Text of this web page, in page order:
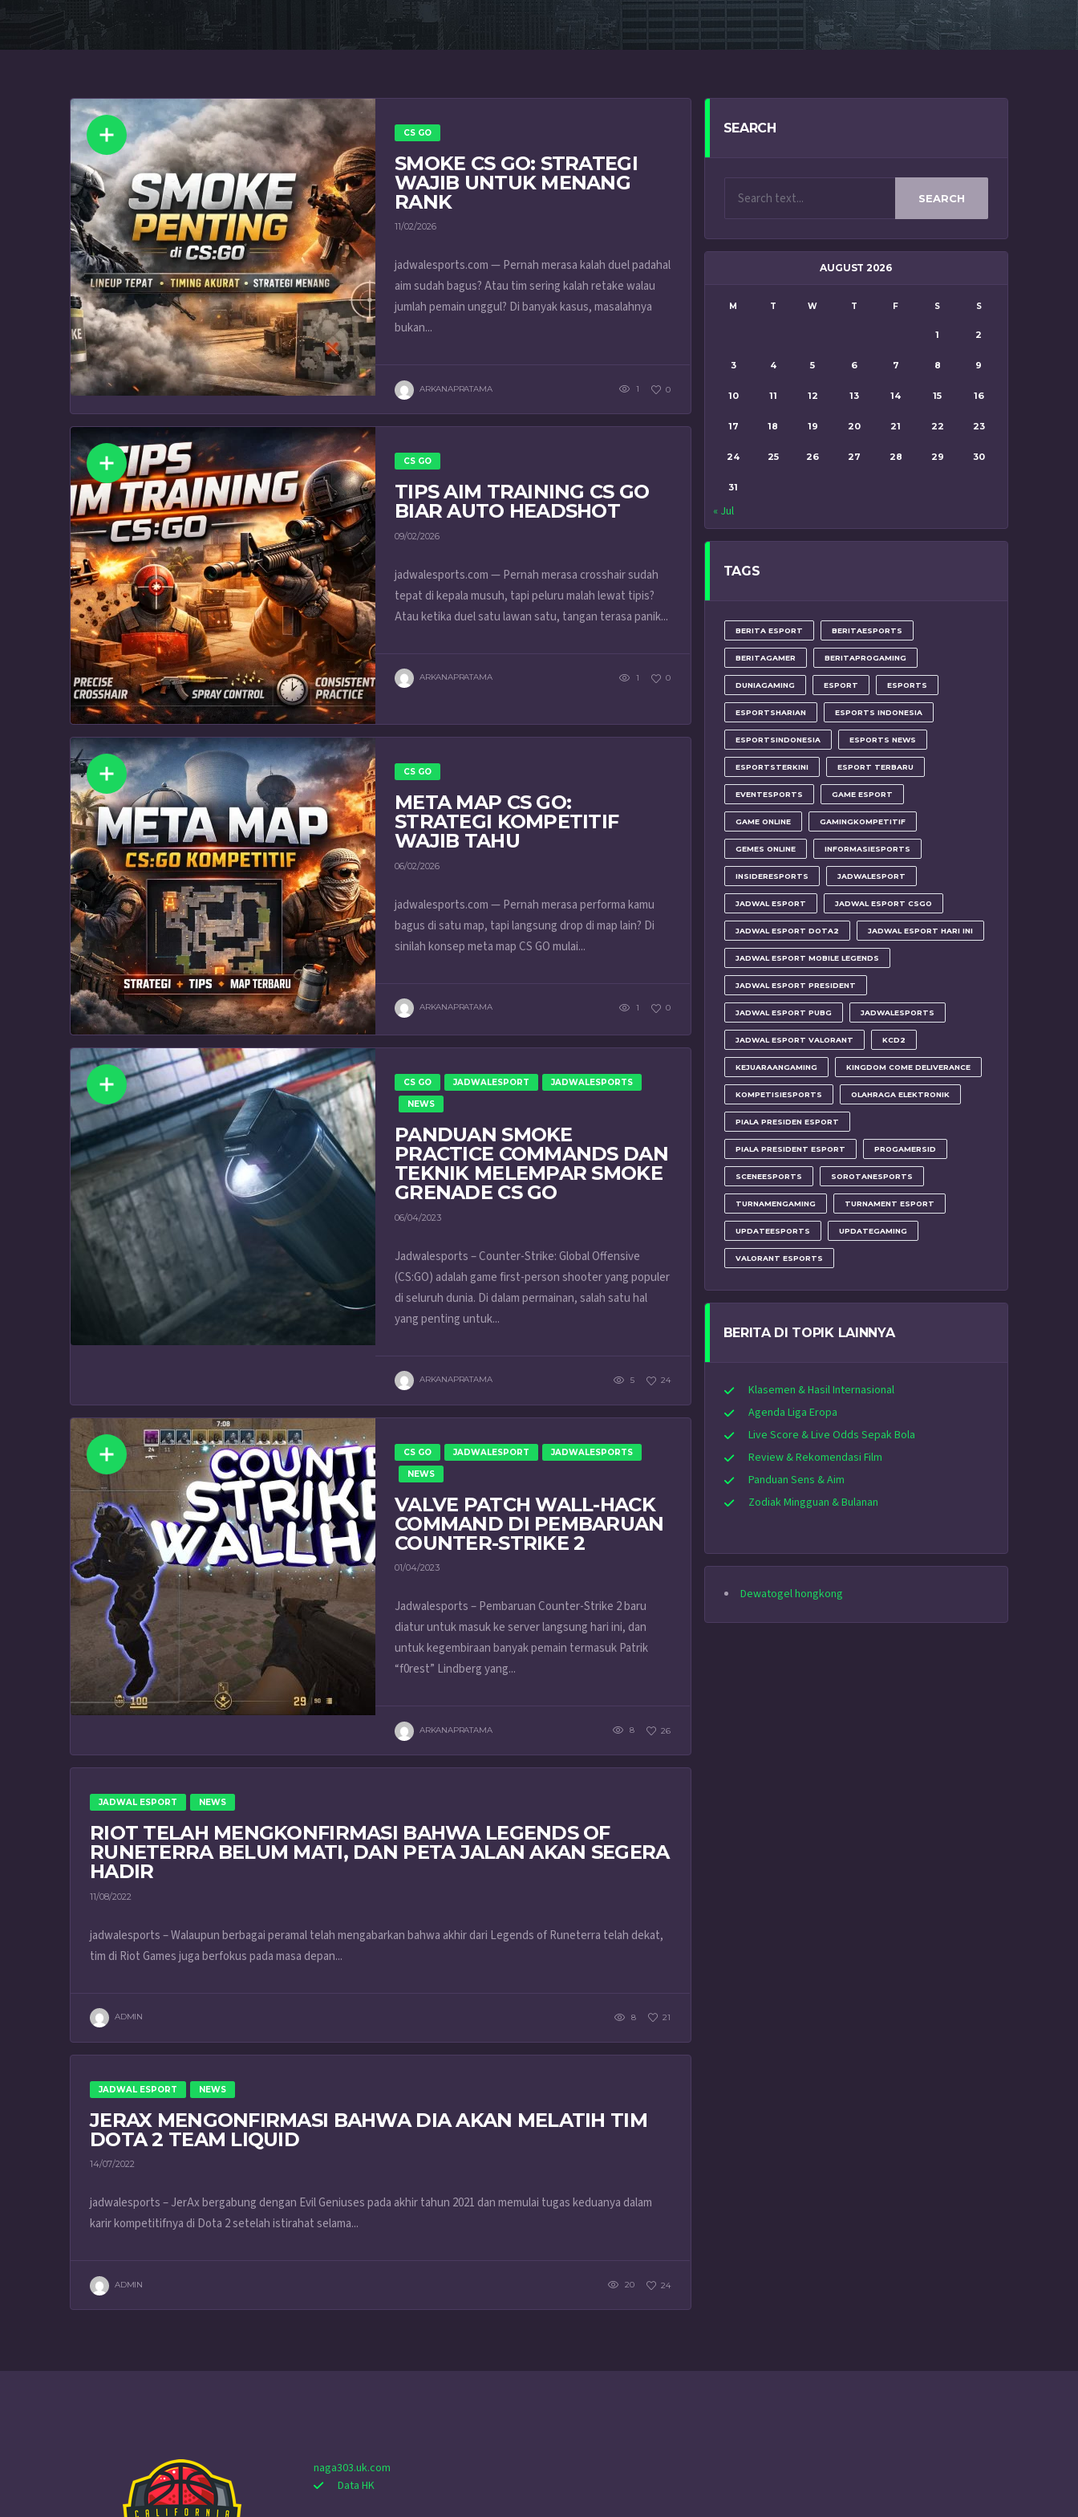
CS GO
SMOKE CS GO: STRATEGI
WAJIB UNTUK MENANG
RANK
11/02/2026
jadwalesports.com — Pernah merasa kalah duel padahal
aim sudah bagus? Atau tim sering kalah retake walau
jumlah pemain unggul? Di banyak kasus, masalahnya
bukan...
ARKANAPRATAMA 1 0
CS GO
TIPS AIM TRAINING CS GO
BIAR AUTO HEADSHOT
09/02/2026
jadwalesports.com — Pernah merasa crosshair sudah
tepat di kepala musuh, tapi peluru malah lewat tipis?
Atau ketika duel satu lawan satu, tangan terasa panik...
ARKANAPRATAMA 1 0
CS GO
META MAP CS GO:
STRATEGI KOMPETITIF
WAJIB TAHU
06/02/2026
jadwalesports.com — Pernah merasa performa kamu
bagus di satu map, tapi langsung drop di map lain? Di
sinilah konsep meta map CS GO mulai...
ARKANAPRATAMA 1 0
CS GO JADWALESPORT JADWALESPORTS
NEWS
PANDUAN SMOKE
PRACTICE COMMANDS DAN
TEKNIK MELEMPAR SMOKE
GRENADE CS GO
06/04/2023
Jadwalesports – Counter-Strike: Global Offensive
(CS:GO) adalah game first-person shooter yang populer
di seluruh dunia. Di dalam permainan, salah satu hal
yang penting untuk...
ARKANAPRATAMA 5 24
CS GO JADWALESPORT JADWALESPORTS
NEWS
VALVE PATCH WALL-HACK
COMMAND DI PEMBARUAN
COUNTER-STRIKE 2
01/04/2023
Jadwalesports – Pembaruan Counter-Strike 2 baru
diatur untuk masuk ke server langsung hari ini, dan
untuk kegembiraan banyak pemain termasuk Patrik
“f0rest” Lindberg yang...
ARKANAPRATAMA 8 26
JADWAL ESPORT NEWS
RIOT TELAH MENGKONFIRMASI BAHWA LEGENDS OF
RUNETERRA BELUM MATI, DAN PETA JALAN AKAN SEGERA
HADIR
11/08/2022
jadwalesports – Walaupun berbagai peramal telah mengabarkan bahwa akhir dari Legends of Runeterra telah dekat,
tim di Riot Games juga berfokus pada masa depan...
ADMIN 8 21
JADWAL ESPORT NEWS
JERAX MENGONFIRMASI BAHWA DIA AKAN MELATIH TIM
DOTA 2 TEAM LIQUID
14/07/2022
jadwalesports – JerAx bergabung dengan Evil Geniuses pada akhir tahun 2021 dan memulai tugas keduanya dalam
karir kompetitifnya di Dota 2 setelah istirahat selama...
ADMIN 20 24
SEARCH
SEARCH
AUGUST 2026
M T W T F S S
1 2
3 4 5 6 7 8 9
10 11 12 13 14 15 16
17 18 19 20 21 22 23
24 25 26 27 28 29 30
31
« Jul
TAGS
BERITA ESPORT BERITAESPORTS
BERITAGAMER BERITAPROGAMING
DUNIAGAMING ESPORT ESPORTS
ESPORTSHARIAN ESPORTS INDONESIA
ESPORTSINDONESIA ESPORTS NEWS
ESPORTSTERKINI ESPORT TERBARU
EVENTESPORTS GAME ESPORT
GAME ONLINE GAMINGKOMPETITIF
GEMES ONLINE INFORMASIESPORTS
INSIDERESPORTS JADWALESPORT
JADWAL ESPORT JADWAL ESPORT CSGO
JADWAL ESPORT DOTA2 JADWAL ESPORT HARI INI
JADWAL ESPORT MOBILE LEGENDS
JADWAL ESPORT PRESIDENT
JADWAL ESPORT PUBG JADWALESPORTS
JADWAL ESPORT VALORANT KCD2
KEJUARAANGAMING KINGDOM COME DELIVERANCE
KOMPETISIESPORTS OLAHRAGA ELEKTRONIK
PIALA PRESIDEN ESPORT
PIALA PRESIDENT ESPORT PROGAMERSID
SCENEESPORTS SOROTANESPORTS
TURNAMENGAMING TURNAMENT ESPORT
UPDATEESPORTS UPDATEGAMING
VALORANT ESPORTS
BERITA DI TOPIK LAINNYA
Klasemen & Hasil Internasional
Agenda Liga Eropa
Live Score & Live Odds Sepak Bola
Review & Rekomendasi Film
Panduan Sens & Aim
Zodiak Mingguan & Bulanan
Dewatogel hongkong
naga303.uk.com
Data HK